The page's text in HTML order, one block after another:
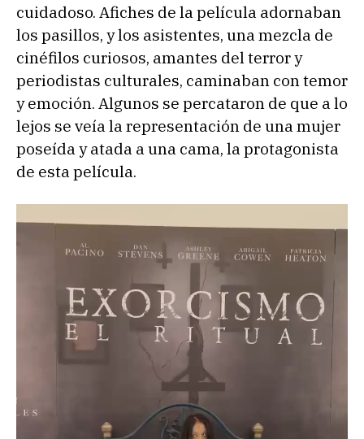
cuidadoso. Afiches de la película adornaban
los pasillos, y los asistentes, una mezcla de
cinéfilos curiosos, amantes del terror y
periodistas culturales, caminaban con temor
y emoción. Algunos se percataron de que a lo
lejos se veía la representación de una mujer
poseída y atada a una cama, la protagonista
de esta película.